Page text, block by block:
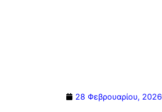
28 Φεβρουαρίου, 2026